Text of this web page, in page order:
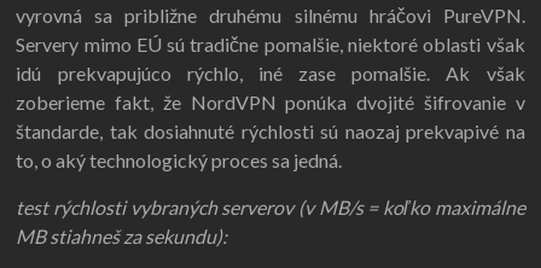
vyrovná sa približne druhému silnému hráčovi PureVPN.
Servery mimo EÚ sú tradične pomalšie, niektoré oblasti však
idú prekvapujúco rýchlo, iné zase pomalšie. Ak však
zoberieme fakt, že NordVPN ponúka dvojité šifrovanie v
štandarde, tak dosiahnuté rýchlosti sú naozaj prekvapivé na
to, o aký technologický proces sa jedná.
test rýchlosti vybraných serverov (v MB/s = koľko maximálne
MB stiahneš za sekundu):